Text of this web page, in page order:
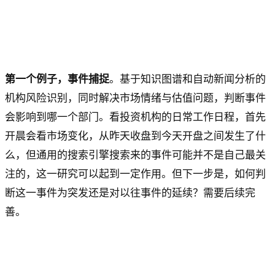
第一个例子，事件捕捉。基于知识图谱和自动新闻分析的
机构风险识别，同时解决市场情绪与估值问题，判断事件
会影响到哪一个部门。看投资机构的日常工作日程，首先
开晨会看市场变化，从昨天收盘到今天开盘之间发生了什
么，但通用的搜索引擎搜索来的事件可能并不是自己最关
注的，这一研究可以起到一定作用。但下一步是，如何判
断这一事件为突发还是对以往事件的延续？需要后续完
善。